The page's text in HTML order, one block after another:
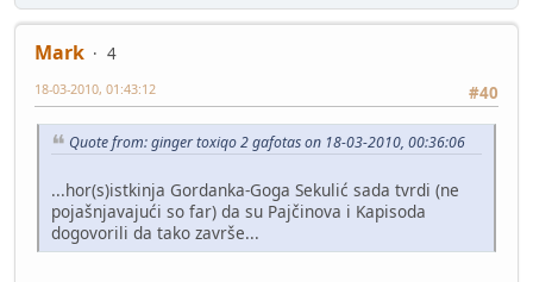
Mark
4
#40
18-03-2010, 01:43:12
Quote from: ginger toxiqo 2 gafotas on 18-03-2010, 00:36:06
...hor(s)istkinja Gordanka-Goga Sekulić sada tvrdi (ne
pojašnjavajući so far) da su Pajčinova i Kapisoda
dogovorili da tako završe...